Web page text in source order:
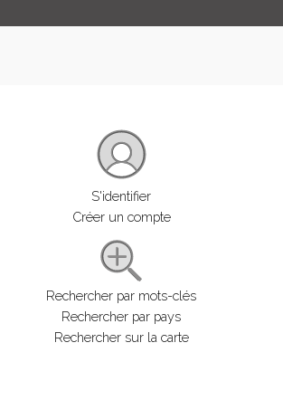
S'identifier
Créer un compte
Rechercher par mots-clés
Rechercher par pays
Rechercher sur la carte